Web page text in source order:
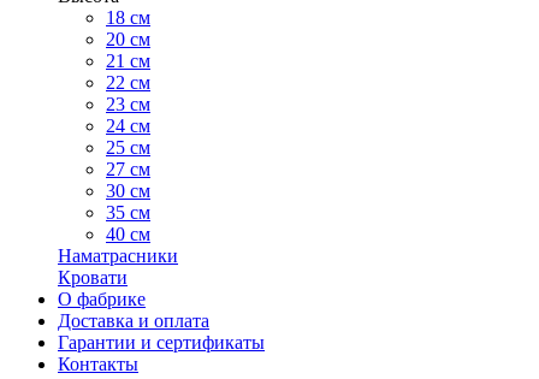
18 см
20 см
21 см
22 см
23 см
24 см
25 см
27 см
30 см
35 см
40 см
Наматрасники
Кровати
О фабрике
Доставка и оплата
Гарантии и сертификаты
Контакты